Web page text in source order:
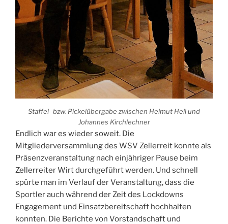
Staffel- bzw. Pickelübergabe zwischen Helmut Hell und
Johannes Kirchlechner
Endlich war es wieder soweit. Die
Mitgliederversammlung des WSV Zellerreit konnte als
Präsenzveranstaltung nach einjähriger Pause beim
Zellerreiter Wirt durchgeführt werden. Und schnell
spürte man im Verlauf der Veranstaltung, dass die
Sportler auch während der Zeit des Lockdowns
Engagement und Einsatzbereitschaft hochhalten
konnten. Die Berichte von Vorstandschaft und